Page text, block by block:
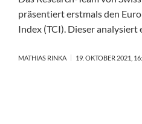
präsentiert erstmals den
Index (TCI). Dieser
MATHIAS RINKA 19. OKTOBER 2021,